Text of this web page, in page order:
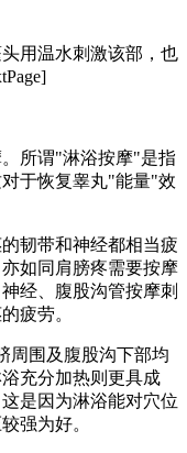
用温水刺激该部，也
所谓"淋浴按摩"是指
于恢复睾丸"能量"效
韧带和神经都相当疲
如同肩膀疼需要按摩
经、腹股沟管按摩刺
疲劳。
围及腹股沟下部均
充分加热则更具成
是因为淋浴能对穴位
强为好。